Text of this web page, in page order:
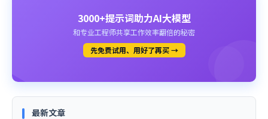
3000+提示词助力AI大模型
和专业工程师共享工作效率翻倍的秘密
先免费试用、用好了再买 →
最新文章